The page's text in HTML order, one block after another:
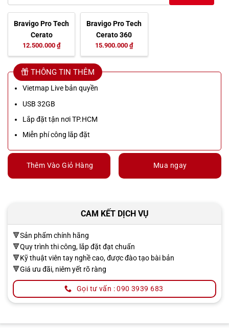
Bravigo Pro Tech
Cerato
12.500.000 ₫
Bravigo Pro Tech
Cerato 360
15.900.000 ₫
THÔNG TIN THÊM
Vietmap Live bản quyền
USB 32GB
Lắp đặt tận nơi TP.HCM
Miễn phí công lắp đặt
Thêm Vào Giỏ Hàng Mua ngay
CAM KẾT DỊCH VỤ
🔻Sản phẩm chính hãng
🔻Quy trình thi công, lắp đặt đạt chuẩn
🔻Kỹ thuật viên tay nghề cao, được đào tạo bài bản
🔻Giá ưu đãi, niêm yết rõ ràng
Gọi tư vấn : 090 3939 683